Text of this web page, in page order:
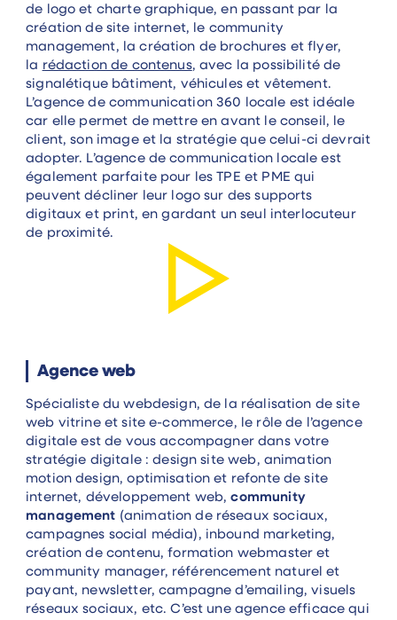
de logo et charte graphique, en passant par la
création de site internet, le community
management, la création de brochures et flyer,
la rédaction de contenus, avec la possibilité de
signalétique bâtiment, véhicules et vêtement.
L’agence de communication 360 locale est idéale
car elle permet de mettre en avant le conseil, le
client, son image et la stratégie que celui-ci devrait
adopter. L’agence de communication locale est
également parfaite pour les TPE et PME qui
peuvent décliner leur logo sur des supports
digitaux et print, en gardant un seul interlocuteur
de proximité.
Agence web
Spécialiste du webdesign, de la réalisation de site
web vitrine et site e-commerce, le rôle de l’agence
digitale est de vous accompagner dans votre
stratégie digitale : design site web, animation
motion design, optimisation et refonte de site
internet, développement web,community
management (animation de réseaux sociaux,
campagnes social média), inbound marketing,
création de contenu, formation webmaster et
community manager, référencement naturel et
payant, newsletter, campagne d’emailing, visuels
réseaux sociaux, etc. C’est une agence efficace qui